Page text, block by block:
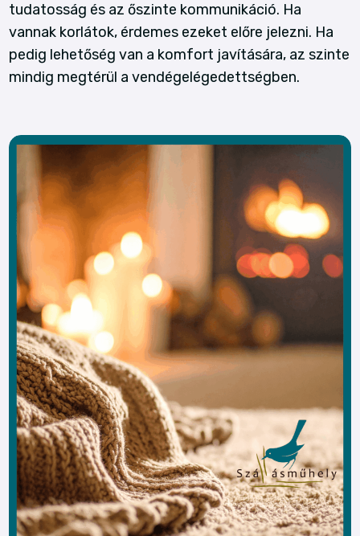
tudatosság és az őszinte kommunikáció. Ha
vannak korlátok, érdemes ezeket előre jelezni. Ha
pedig lehetőség van a komfort javítására, az szinte
mindig megtérül a vendégelégedettségben.